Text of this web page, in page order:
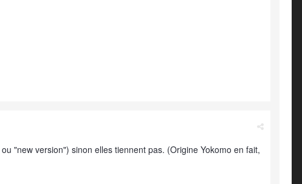
"new version") sinon elles tiennent pas. (Origine Yokomo en fait,